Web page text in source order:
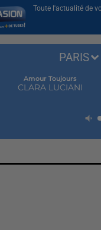
Toute l'actualité de
Amour Toujours
CLARA LUCIANI
PARIS